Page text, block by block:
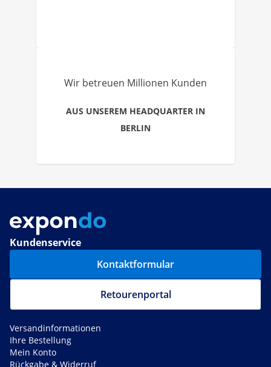
Wir betreuen Millionen Kunden
AUS UNSEREM HEADQUARTER IN
BERLIN
Kundenservice
Kontaktformular
Retourenportal
Versandinformationen
Ihre Bestellung
Mein Konto
Rückgabe & Widerruf